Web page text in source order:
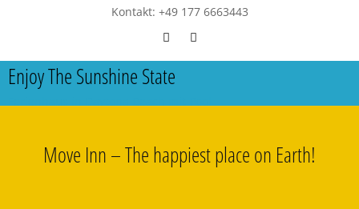
Kontakt: +49 177 6663443
Enjoy The Sunshine State
Move Inn – The happiest place on Earth!